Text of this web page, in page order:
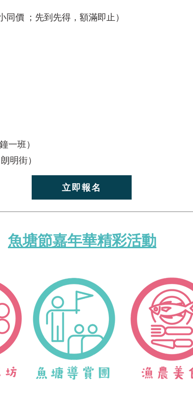
同價 ； 先到先得，額滿即止）
一班）
明街）
立即報名
魚塘節嘉年華精彩活動